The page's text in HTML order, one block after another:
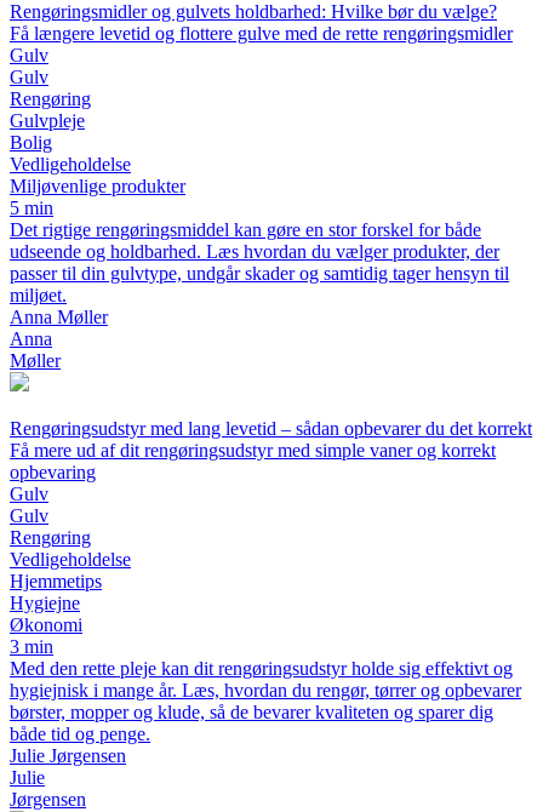
Rengøringsmidler og gulvets holdbarhed: Hvilke bør du vælge?
Få længere levetid og flottere gulve med de rette rengøringsmidler
Gulv
Gulv
Rengøring
Gulvpleje
Bolig
Vedligeholdelse
Miljøvenlige produkter
5 min
Det rigtige rengøringsmiddel kan gøre en stor forskel for både
udseende og holdbarhed. Læs hvordan du vælger produkter, der
passer til din gulvtype, undgår skader og samtidig tager hensyn til
miljøet.
Anna Møller
Anna
Møller
Rengøringsudstyr med lang levetid – sådan opbevarer du det korrekt
Få mere ud af dit rengøringsudstyr med simple vaner og korrekt
opbevaring
Gulv
Gulv
Rengøring
Vedligeholdelse
Hjemmetips
Hygiejne
Økonomi
3 min
Med den rette pleje kan dit rengøringsudstyr holde sig effektivt og
hygiejnisk i mange år. Læs, hvordan du rengør, tørrer og opbevarer
børster, mopper og klude, så de bevarer kvaliteten og sparer dig
både tid og penge.
Julie Jørgensen
Julie
Jørgensen